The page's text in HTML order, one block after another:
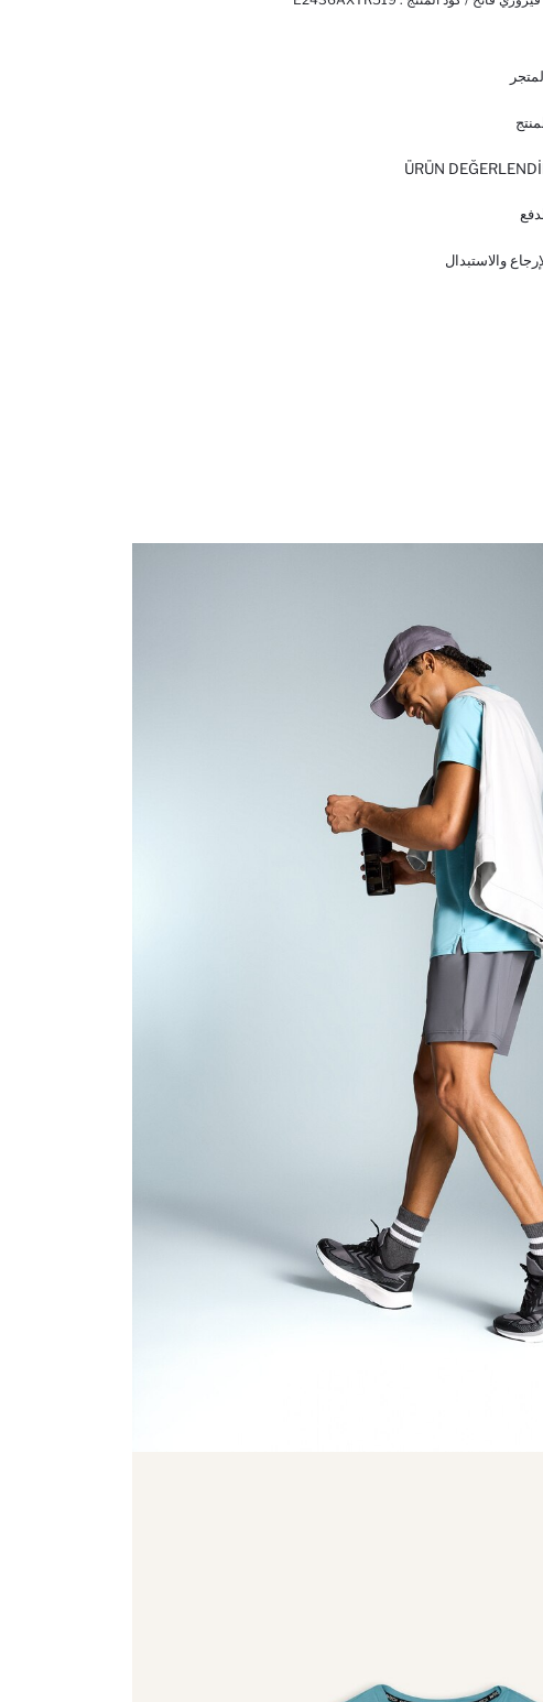
ÜRÜN
والاستبدال